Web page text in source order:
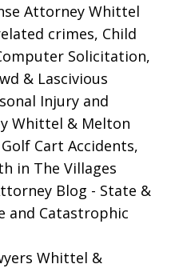
Attorney Whittel
crimes, Child
Solicitation,
& Lascivious
Injury and
Whittel & Melton
Cart Accidents,
in The Villages
Blog - State &
and Catastrophic
Whittel &